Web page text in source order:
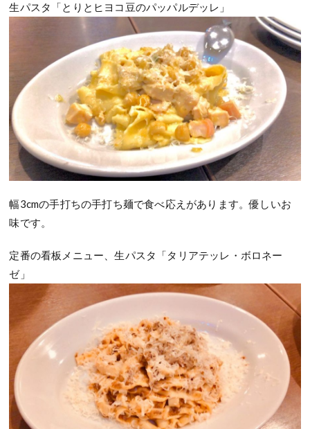
生パスタ「とりとヒヨコ豆のパッパルデッレ」
幅3cmの手打ちの手打ち麺で食べ応えがあります。優しいお
味です。
定番の看板メニュー、生パスタ「タリアテッレ・ボロネー
ゼ」